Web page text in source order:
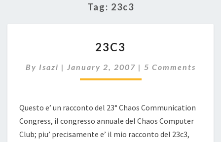
Tag: 23c3
23C3
By Isazi | January 2, 2007 | Comments
5 Comments
Questo e’ un racconto del 23° Chaos Communication
Congress, il congresso annuale del Chaos Computer
Club; piu’ precisamente e’ il mio racconto del 23c3,